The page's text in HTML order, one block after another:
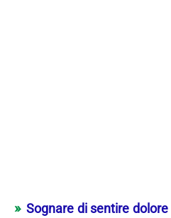
Sognare di sentire